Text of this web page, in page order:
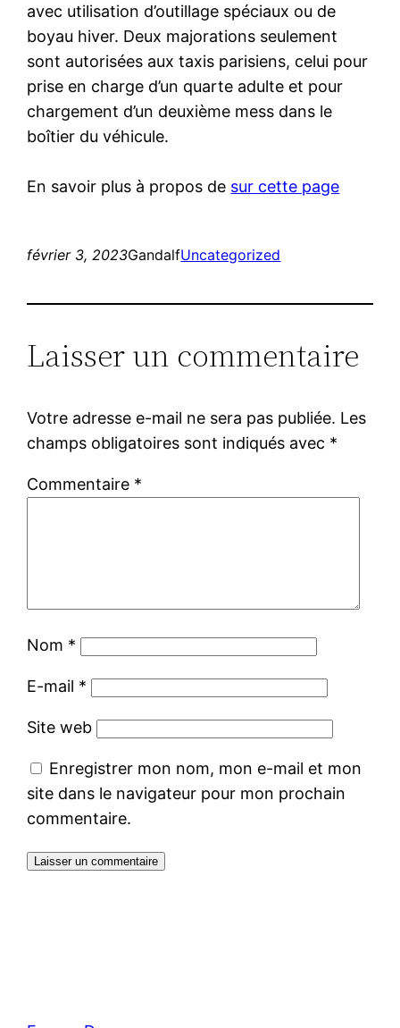
avec utilisation d’outillage spéciaux ou de
boyau hiver. Deux majorations seulement
sont autorisées aux taxis parisiens, celui pour
prise en charge d’un quarte adulte et pour
chargement d’un deuxième mess dans le
boîtier du véhicule.
En savoir plus à propos de sur cette page
février 3, 2023GandalfUncategorized
Laisser un commentaire
Votre adresse e-mail ne sera pas publiée. Les
champs obligatoires sont indiqués avec *
Commentaire *
Nom *
E-mail *
Site web
Enregistrer mon nom, mon e-mail et mon
site dans le navigateur pour mon prochain
commentaire.